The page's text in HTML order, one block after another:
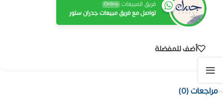
فريق المبيعات Online
تواصل مع فريق مبيعات جدران ستور
أضف للمفضلة
مراجعات (0)